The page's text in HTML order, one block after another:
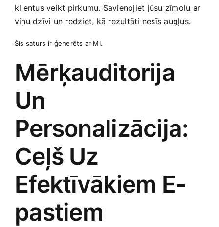
klientus veikt pirkumu. Savienojiet jūsu zīmolu‌ ar
viņu dzīvi un redziet,⁣ kā rezultāti nesīs augļus.
Šis saturs ir⁤ ģenerēts‌ ar MI.
Mērķauditorija
Un
Personalizācija:
Ceļš ⁣Uz​
Efektīvākiem E-
pastiem